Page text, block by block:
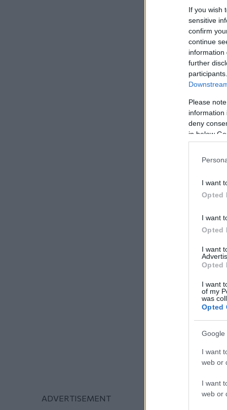
If you wish
sensitive
confirm
continue
information
further
Please
information
deny
in below
I want
Opted
I want
Opted
I want
Opted
I want
of my
was
Opted
Google
I want
web or
I want
web or